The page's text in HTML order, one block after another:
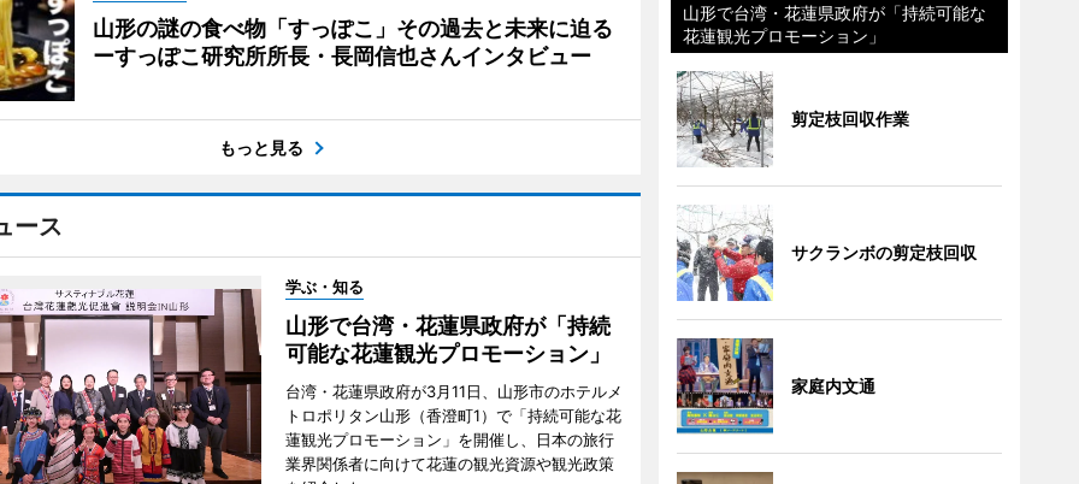
山形の謎の食べ物「すっぽこ」その過去と未来に迫る
ーすっぽこ研究所所長・長岡信也さんインタビュー
もっと見る
ース
学ぶ・知る
山形で台湾・花蓮県政府が「持続
可能な花蓮観光プロモーション」
台湾・花蓮県政府が3月11日、山形市のホテルメ
トロポリタン山形（香澄町1）で「持続可能な花
蓮観光プロモーション」を開催し、日本の旅行
業界関係者に向けて花蓮の観光資源や観光政策
山形で台湾・花蓮県政府が「持続可能な
花蓮観光プロモーション」
剪定枝回収作業
サクランボの剪定枝回収
家庭内文通